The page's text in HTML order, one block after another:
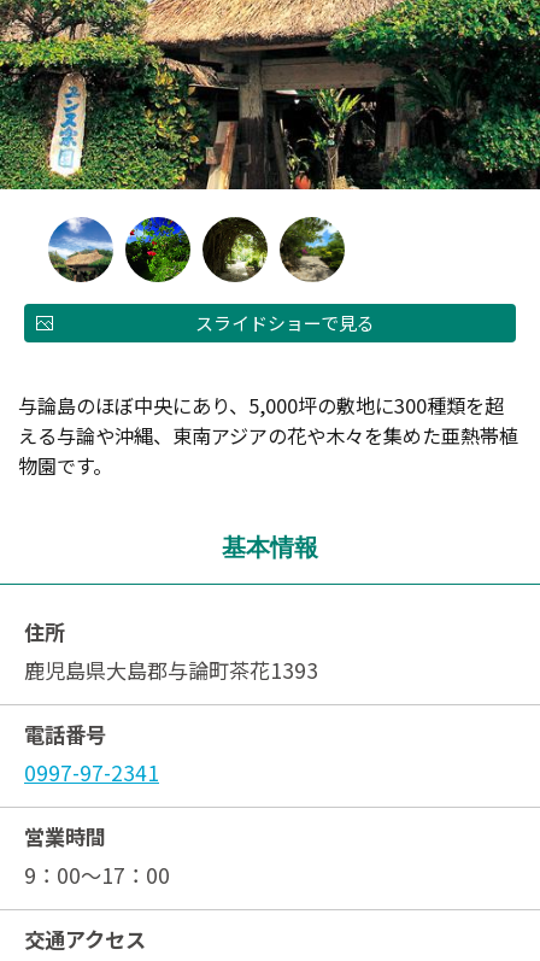
スライドショーで見る
与論島のほぼ中央にあり、5,000坪の敷地に300種類を超
える与論や沖縄、東南アジアの花や木々を集めた亜熱帯植
物園です。
基本情報
住所
鹿児島県大島郡与論町茶花1393
電話番号
0997-97-2341
営業時間
9：00～17：00
交通アクセス